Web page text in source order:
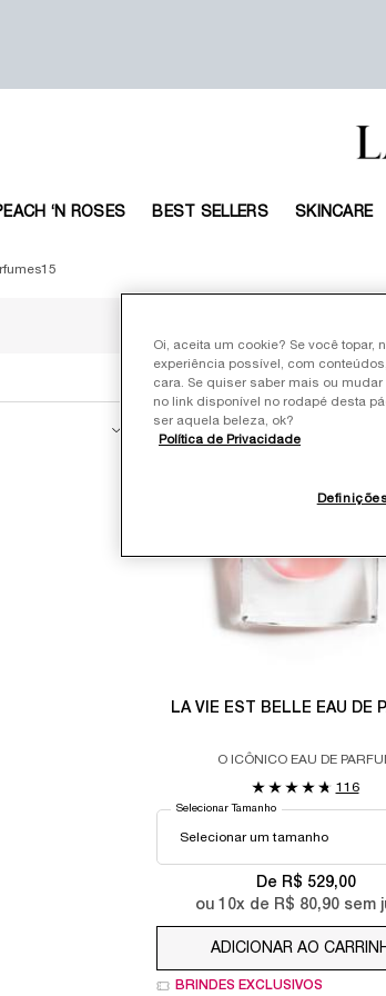
‘N ROSES BEST SELLERS SKINCARE
LA VIE EST BELLE EAU DE
O ICÔNICO EAU DE
116
Selecionar Tamanho
De R$ 529,00
ou 10x de R$ 80,90 sem
ADICIONAR AO
BRINDES EXCLUSIVOS
Oi, aceita um cookie? Se você
experiência possível, com
cara. Se quiser saber mais ou
no link disponível no rodapé desta
ser aquela beleza, ok?
Política de Privacidade